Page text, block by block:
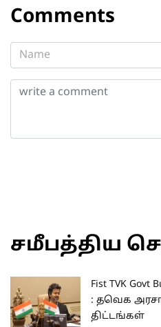
Comments
சமீபத்திய
Fist TVK
: தவெக
திட்டங்கள்